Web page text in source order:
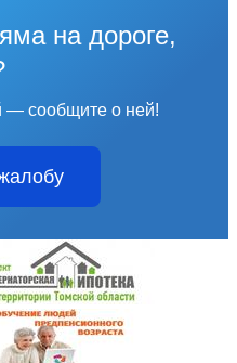
на дороге,
— сообщите о ней!